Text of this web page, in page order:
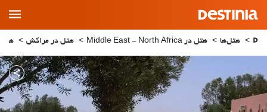
Main
Menu
هتل‌ها هتل در Middle East - North Africa هتل در مراکش